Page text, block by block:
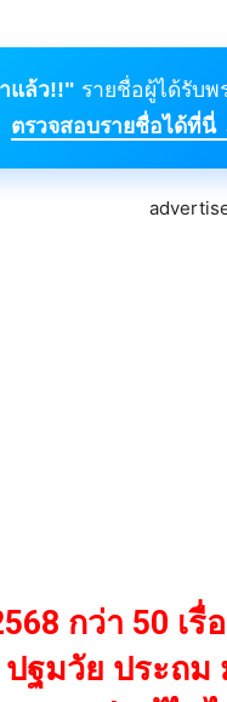
แล้ว!!" รายชื่อผู้ได้รับพ
ตรวจสอบรายชื่อได้ที่นี่
กว่า 50 เ
ฐมวัย ประถ